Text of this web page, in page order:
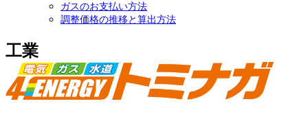
ガスのお支払い方法
調整価格の推移と算出方法
工業